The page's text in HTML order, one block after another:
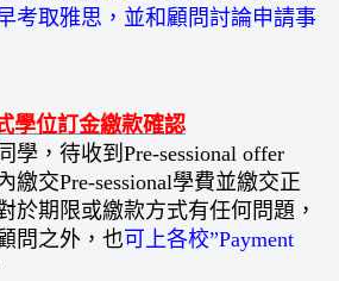
考取雅思，並和顧問討論申請事
學位訂金繳款確認
學，待收到Pre-sessional offer
繳交Pre-sessional學費並繳交正
於期限或繳款方式有任何問題，
問之外，也可上各校”Payment